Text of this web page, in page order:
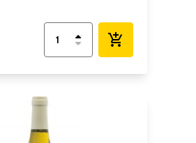
add_shopping_cart